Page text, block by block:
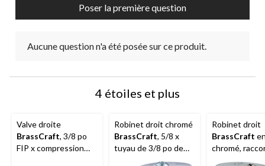
Poser la première question
Aucune question n'a été posée sur ce produit.
4 étoiles et plus
Valve droite
BrassCraft, 3/8 po
FIP x compression
Robinet droit chromé
BrassCraft, 5/8 x
tuyau de 3/8 po de
diamètre extérieur
Robinet droit
BrassCraft
chromé,
souder